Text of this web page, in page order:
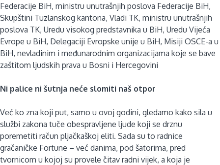
Federacije BiH, ministru unutrašnjih poslova Federacije BiH,
Skupštini Tuzlanskog kantona, Vladi TK, ministru unutrašnjih
poslova TK, Uredu visokog predstavnika u BiH, Uredu Vijeća
Evrope u BiH, Delegaciji Evropske unije u BiH, Misiji OSCE-a u
BiH, nevladinim i međunarodnim organizacijama koje se bave
zaštitom ljudskih prava u Bosni i Hercegovini
Ni palice ni šutnja neće slomiti naš otpor
Već ko zna koji put, samo u ovoj godini, gledamo kako sila u
službi zakona tuče obespravljene ljude koji se drznu
poremetiti račun pljačkaškoj eliti. Sada su to radnice
gračaničke Fortune – već danima, pod šatorima, pred
tvornicom u kojoj su provele čitav radni vijek, a koja je